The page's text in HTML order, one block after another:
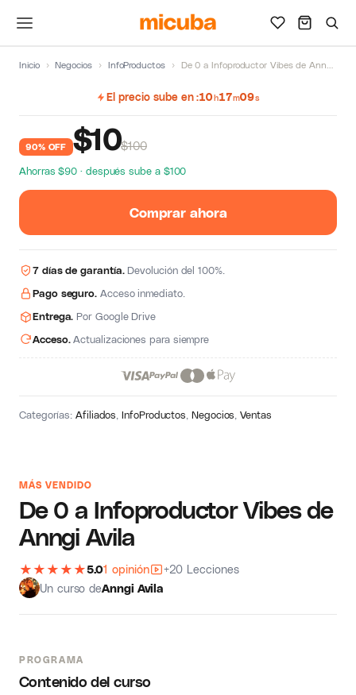
Inicio › Negocios › InfoProductos › De 0 a Infoproductor Vibes de Anngi Avila
MÁS VENDIDO
De 0 a Infoproductor Vibes de
Anngi Avila
★ ★ ★ ★ ★5.01 opinión
+20 Lecciones
Un curso deAnngi Avila
PROGRAMA
Contenido del curso
El precio sube en 10h17m08s
90% OFF $10$100
Ahorras $90 · después sube a $100
Comprar ahora
7 días de garantía.Devolución del 100%.
Pago seguro. Acceso inmediato.
Entrega. Por Google Drive
Acceso.Actualizaciones para siempre
Categorías:Afiliados ,InfoProductos Negocios ,Ventas